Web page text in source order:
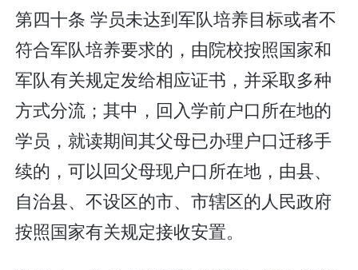
第四十条 学员未达到军队培养目标或者不
符合军队培养要求的，由院校按照国家和
军队有关规定发给相应证书，并采取多种
方式分流；其中，回入学前户口所在地的
学员，就读期间其父母已办理户口迁移手
续的，可以回父母现户口所在地，由县、
自治县、不设区的市、市辖区的人民政府
按照国家有关规定接收安置。